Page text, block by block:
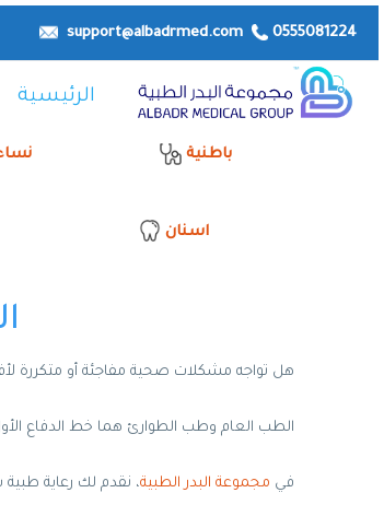
0555081224
support@albadrmed.com
الرئيسية
باطنية
اسنان
هل تواجه مشكلات صحية مفاجئة أو متكررة
الطب العام وطب الطوارئ هما خط الدفاع
في مجموعة البدر الطبية، نقدم لك رعاية طبية